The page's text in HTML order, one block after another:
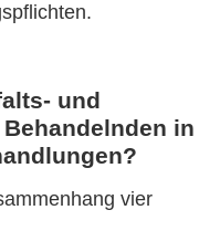
und
in
vier